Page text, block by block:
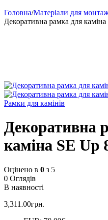
Головна/Матеріали для
Декоративна рамка для
Рамки для камінів
Декоративна
каміна SE Up
Оцінено в 0 з 5
0 Оглядів
В наявності
3,311.00грн.